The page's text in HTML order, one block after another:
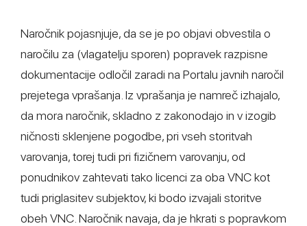
Naročnik pojasnjuje, da se je po objavi obvestila o
naročilu za (vlagatelju sporen) popravek razpisne
dokumentacije odločil zaradi na Portalu javnih naročil
prejetega vprašanja. Iz vprašanja je namreč izhajalo,
da mora naročnik, skladno z zakonodajo in v izogib
ničnosti sklenjene pogodbe, pri vseh storitvah
varovanja, torej tudi pri fizičnem varovanju, od
ponudnikov zahtevati tako licenci za oba VNC kot
tudi priglasitev subjektov, ki bodo izvajali storitve
obeh VNC. Naročnik navaja, da je hkrati s popravkom